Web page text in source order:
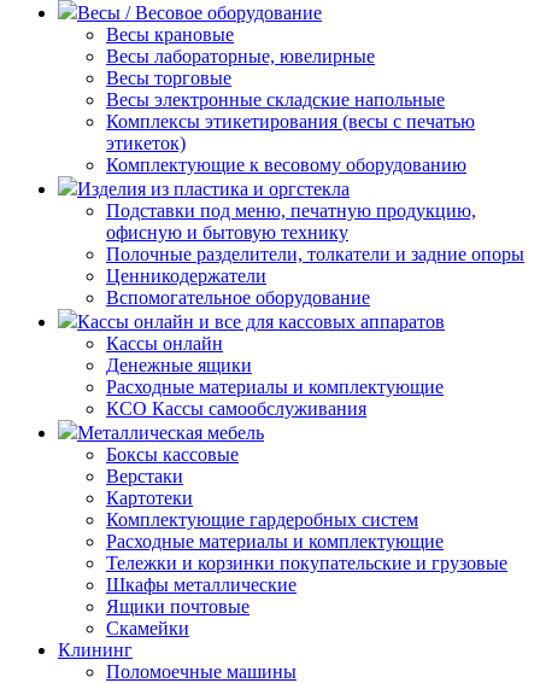
Весы / Весовое оборудование
Весы крановые
Весы лабораторные, ювелирные
Весы торговые
Весы электронные складские напольные
Комплексы этикетирования (весы с печатью
этикеток)
Комплектующие к весовому оборудованию
Изделия из пластика и оргстекла
Подставки под меню, печатную продукцию,
офисную и бытовую технику
Полочные разделители, толкатели и задние опоры
Ценникодержатели
Вспомогательное оборудование
Кассы онлайн и все для кассовых аппаратов
Кассы онлайн
Денежные ящики
Расходные материалы и комплектующие
КСО Кассы самообслуживания
Металлическая мебель
Боксы кассовые
Верстаки
Картотеки
Комплектующие гардеробных систем
Расходные материалы и комплектующие
Тележки и корзинки покупательские и грузовые
Шкафы металлические
Ящики почтовые
Скамейки
Клининг
Поломоечные машины